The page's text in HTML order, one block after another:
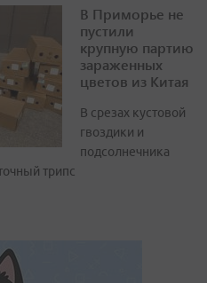
В Приморье не
пустили
крупную партию
зараженных
цветов из Китая
В срезах кустовой
гвоздики и
подсолнечника
трипс